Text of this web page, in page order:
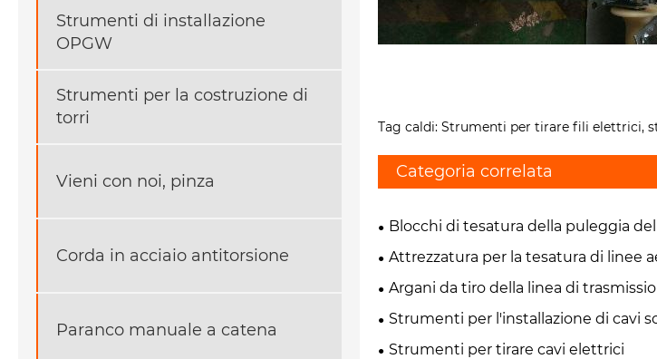
Strumenti di installazione
OPGW
Strumenti per la costruzione di
torri
Vieni con noi, pinza
Corda in acciaio antitorsione
Paranco manuale a catena
Tag caldi: Strumenti per tirare fili elettrici,
Categoria correlata
Blocchi di tesatura della puleggia
Attrezzatura per la tesatura di linee
Argani da tiro della linea di
Strumenti per l'installazione di cavi
Strumenti per tirare cavi elettrici